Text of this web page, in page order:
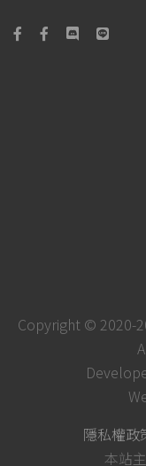
Copyright © 2020-
隱私權政
本站